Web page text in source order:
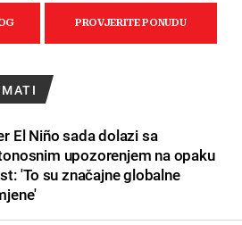
El Niño sada dolazi sa
upozorenjem na opaku
'To su značajne globalne